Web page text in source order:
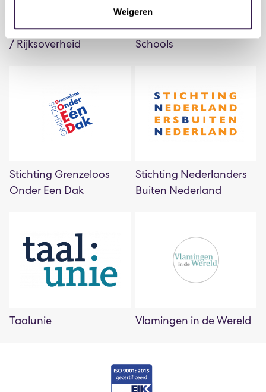
Weigeren
Ministerie van Onderwijs
Cultuur en Wetenschap
/ Rijksoverheid
Office of the Secretary
General of the European
Schools
Stichting Grenzeloos
Onder Een Dak
Stichting Nederlanders
Buiten Nederland
Taalunie Vlamingen in de Wereld